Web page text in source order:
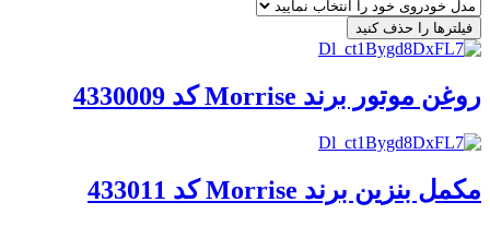
فیلترها را حذف کنید
روغن موتور برند Morrise کد 4330009
مكمل بنزين برند Morrise کد 433011